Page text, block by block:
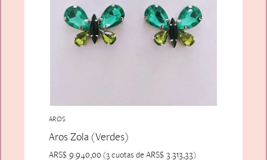
AROS
Aros Zola (Verdes)
ARS$9.940,00 (3 cuotas de ARS$3.313,33)